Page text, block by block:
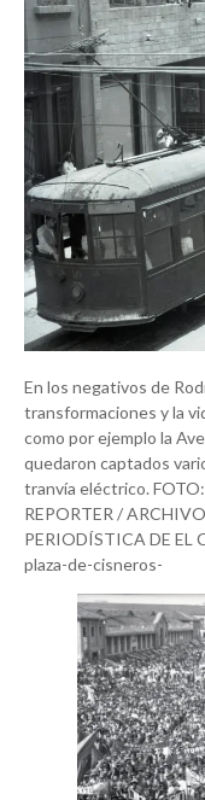
En los negativos de
transformaciones y la
como por ejemplo la
quedaron captados
tranvía eléctrico.
REPORTER /
PERIODÍSTICA DE EL
plaza-de-cisneros-